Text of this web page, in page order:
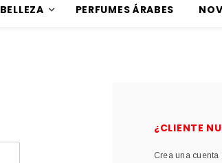
BELLEZA PERFUMES ÁRABES
¿CLIENTE
Crea una cuenta